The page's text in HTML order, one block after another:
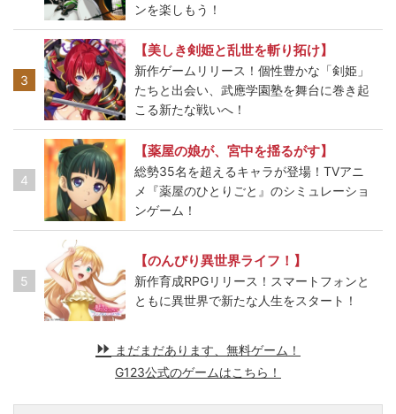
ンを楽しもう！
3
【美しき剣姫と乱世を斬り拓け】
新作ゲームリリース！個性豊かな「剣姫」
たちと出会い、武應学園塾を舞台に巻き起
こる新たな戦いへ！
4
【薬屋の娘が、宮中を揺るがす】
総勢35名を超えるキャラが登場！TVアニ
メ『薬屋のひとりごと』のシミュレーショ
ンゲーム！
5
【のんびり異世界ライフ！】
新作育成RPGリリース！スマートフォンと
ともに異世界で新たな人生をスタート！
まだまだあります、無料ゲーム！
G123公式のゲームはこちら！